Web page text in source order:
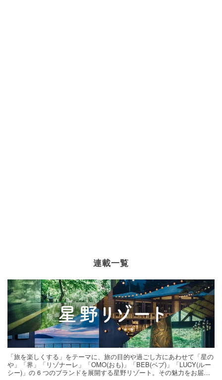
連載一覧
「旅を楽しくする」をテーマに、旅の目的や過ごし方にあわせて「星の
や」「界」「リゾナーレ」「OMO(おも)」「BEB(ベブ)」「LUCY(ルー
シー)」の 6 つのブランドを展開する星野リゾート。その魅力をお届け